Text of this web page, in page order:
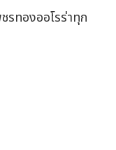
รทองออโรร่าทุก